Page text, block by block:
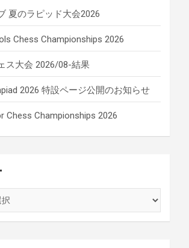
夏のラピッド大会2026
Chess Championships 2026
ス大会 2026/08-結果
2026 特設ページ公開のお知らせ
Chess Championships 2026